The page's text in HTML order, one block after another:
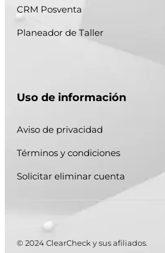
CRM Posventa
Planeador de Taller
Uso de información
Aviso de privacidad
Términos y condiciones
Solicitar eliminar cuenta
© 2024 ClearCheck y sus afiliados.